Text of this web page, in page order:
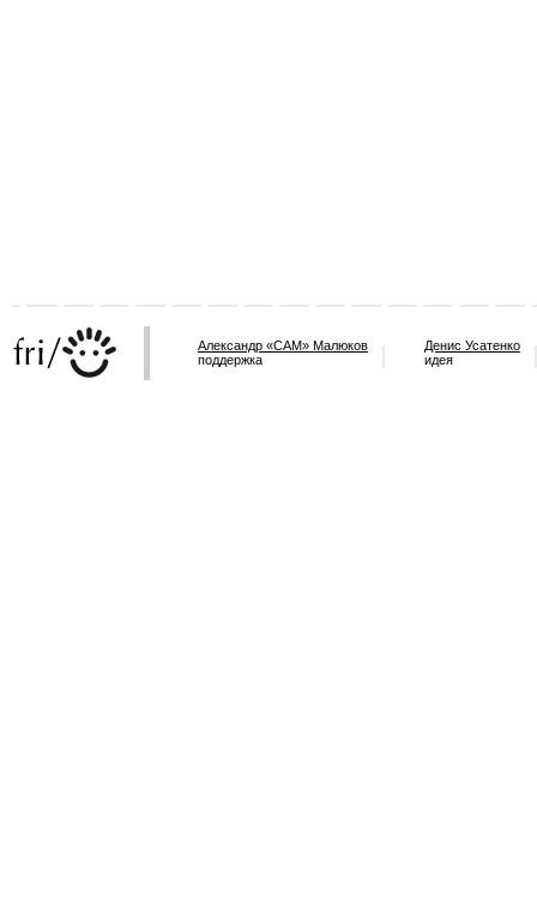
Александр «САМ» Малюков
поддержка
Денис Усатенко
идея